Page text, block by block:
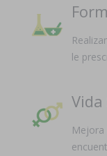
le
Vida
Mejora